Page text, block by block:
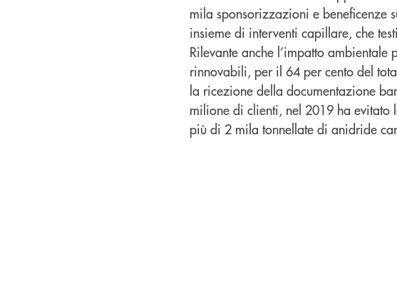
mila sponsorizzazioni e
insieme di interventi capillare, che
Rilevante anche l’impatto
rinnovabili, per il 64 per cento del
la ricezione della documentazione
milione di clienti, nel 2019 ha
più di 2 mila tonnellate di anidride